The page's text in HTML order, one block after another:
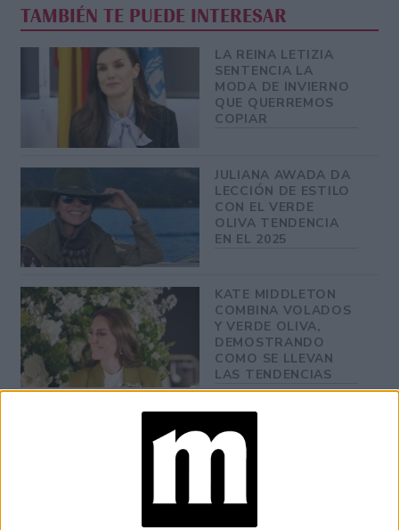
TAMBIÉN TE PUEDE INTERESAR
LA REINA LETIZIA
SENTENCIA LA
MODA DE INVIERNO
QUE QUERREMOS
COPIAR
JULIANA AWADA DA
LECCIÓN DE ESTILO
CON EL VERDE
OLIVA TENDENCIA
EN EL 2025
KATE MIDDLETON
COMBINA VOLADOS
Y VERDE OLIVA,
DEMOSTRANDO
COMO SE LLEVAN
LAS TENDENCIAS
JULIANA AWADA Y
SUS HIJAS
ADELANTAN LAS
VOLADOS,